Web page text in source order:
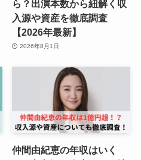
ら？出演本数から紐解く収
入源や資産を徹底調査
【2026年最新】
2026年8月1日
仲間由紀恵の年収はいく